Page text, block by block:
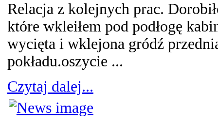
Relacja z kolejnych prac.
które wkleiłem pod podłogę
wycięta i wklejona gródź
pokładu.oszycie ...
Czytaj dalej...